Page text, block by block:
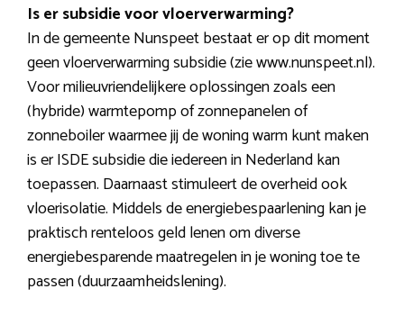
Is er subsidie voor vloerverwarming?
In de gemeente Nunspeet bestaat er op dit moment
geen vloerverwarming subsidie (zie www.nunspeet.nl).
Voor milieuvriendelijkere oplossingen zoals een
(hybride) warmtepomp of zonnepanelen of
zonneboiler waarmee jij de woning warm kunt maken
is er ISDE subsidie die iedereen in Nederland kan
toepassen. Daarnaast stimuleert de overheid ook
vloerisolatie. Middels de energiebespaarlening kan je
praktisch renteloos geld lenen om diverse
energiebesparende maatregelen in je woning toe te
passen (duurzaamheidslening).